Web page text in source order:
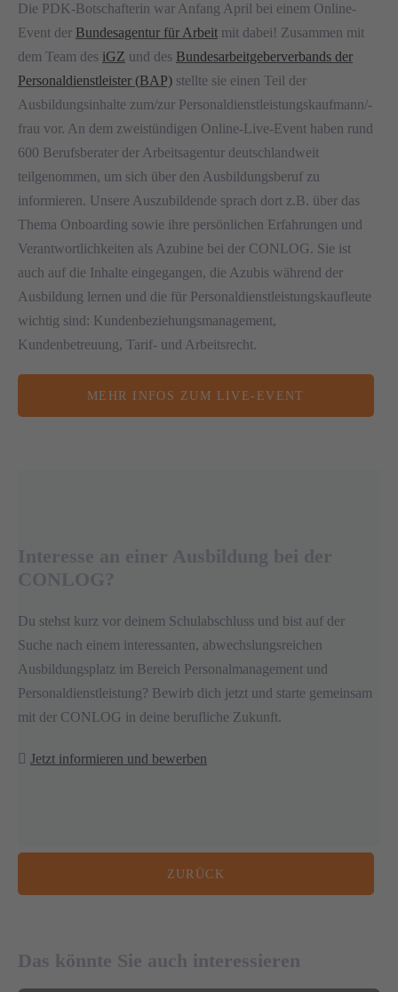
Die PDK-Botschafterin war Anfang April bei einem Online-
Event der Bundesagentur für Arbeit mit dabei! Zusammen mit
dem Team des iGZ und des Bundesarbeitgeberverbands der
Personaldienstleister (BAP) stellte sie einen Teil der
Ausbildungsinhalte zum/zur Personaldienstleistungskaufmann/-
frau vor. An dem zweistündigen Online-Live-Event haben rund
600 Berufsberater der Arbeitsagentur deutschlandweit
teilgenommen, um sich über den Ausbildungsberuf zu
informieren. Unsere Auszubildende sprach dort z.B. über das
Thema Onboarding sowie ihre persönlichen Erfahrungen und
Verantwortlichkeiten als Azubine bei der CONLOG. Sie ist
auch auf die Inhalte eingegangen, die Azubis während der
Ausbildung lernen und die für Personaldienstleistungskaufleute
wichtig sind: Kundenbeziehungsmanagement,
Kundenbetreuung, Tarif- und Arbeitsrecht.
MEHR INFOS ZUM LIVE-EVENT
Du stehst kurz vor deinem Schulabschluss und bist auf der
Suche nach einem interessanten, abwechslungsreichen
Ausbildungsplatz im Bereich Personalmanagement und
Personaldienstleistung? Bewirb dich jetzt und starte gemeinsam
mit der CONLOG in deine berufliche Zukunft.
Jetzt informieren und bewerben
ZURÜCK
Das könnte Sie auch interessieren
20. MAI 2026
länger unbesetzt bleiben – und was in der